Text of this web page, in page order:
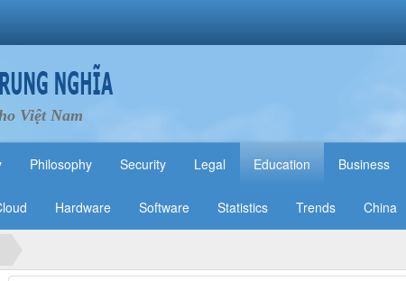
Việt Nam
Philosophy Security Legal Education Business
Hardware Software Statistics Trends China